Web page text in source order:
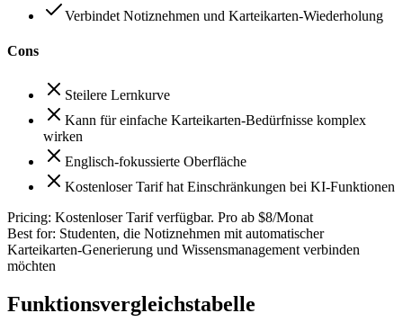
Verbindet Notiznehmen und Karteikarten-Wiederholung
Cons
Steilere Lernkurve
Kann für einfache Karteikarten-Bedürfnisse komplex
wirken
Englisch-fokussierte Oberfläche
Kostenloser Tarif hat Einschränkungen bei KI-Funktionen
Pricing: Kostenloser Tarif verfügbar. Pro ab $8/Monat
Best for: Studenten, die Notiznehmen mit automatischer
Karteikarten-Generierung und Wissensmanagement verbinden
möchten
Funktionsvergleichstabelle